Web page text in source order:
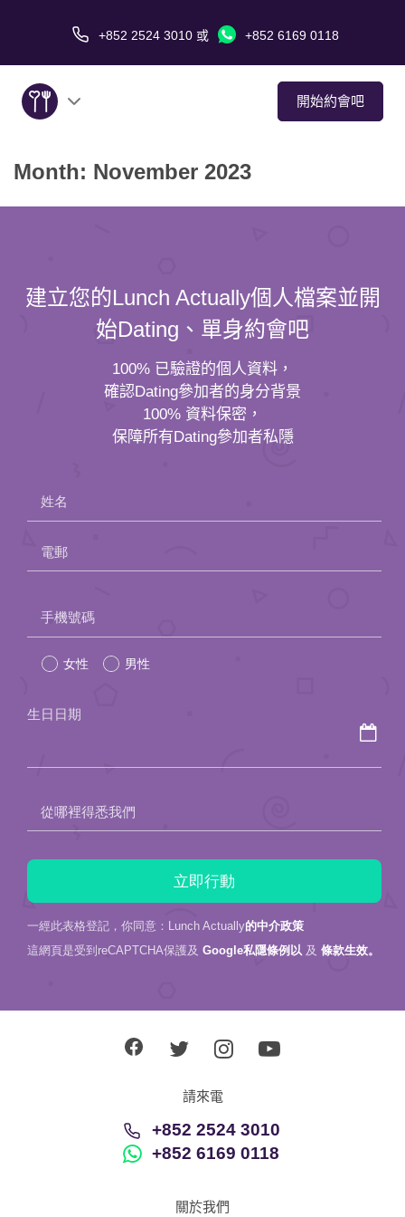
+852 2524 3010 或 +852 6169 0118
開始約會吧
關於我們
傳媒報導
Month: November 2023
建立您的Lunch Actually個人檔案並開
始Dating、單身約會吧
100% 已驗證的個人資料，
確認Dating參加者的身分背景
100% 資料保密，
保障所有Dating參加者私隱
姓名
電郵
leave
this
手機號碼
女性 男性
生日日期
從哪裡得悉我們
一經此表格登記，你同意：Lunch Actually的中介政策
這網頁是受到reCAPTCHA保護及 Google私隱條例以 及 條款生效。
請來電
+852 2524 3010
+852 6169 0118
關於我們